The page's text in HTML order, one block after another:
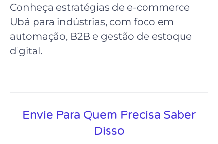
Conheça estratégias de e-commerce
Ubá para indústrias, com foco em
automação, B2B e gestão de estoque
digital.
Envie Para Quem Precisa Saber
Disso